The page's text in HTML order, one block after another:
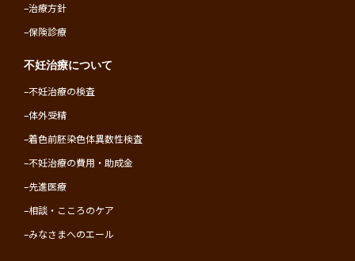
–治療方針
–保険診療
不妊治療について
–不妊治療の検査
–体外受精
–着色前胚染色体異数性検査
–不妊治療の費用・助成金
–先進医療
–相談・こころのケア
–みなさまへのエール